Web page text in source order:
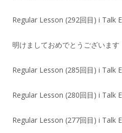
Regular Lesson (292回目) i Talk
明けましておめでとうございます
Regular Lesson (285回目) i Talk
Regular Lesson (280回目) i Talk
Regular Lesson (277回目) i Talk